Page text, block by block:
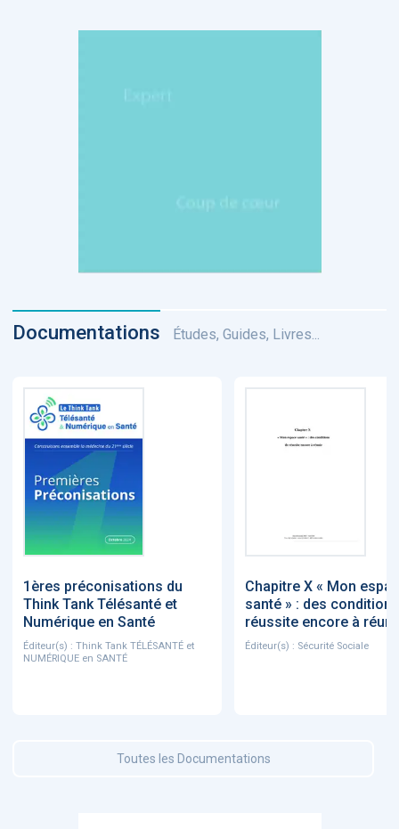
Documentations Études, Guides, Livres...
1ères préconisations du
Think Tank Télésanté et
Numérique en Santé
Éditeur(s) : Think Tank TÉLÉSANTÉ et
NUMÉRIQUE en SANTÉ
Chapitre X « Mon
santé » : des
réussite encore à
Éditeur(s) : Sécurité Sociale
Toutes les Documentations